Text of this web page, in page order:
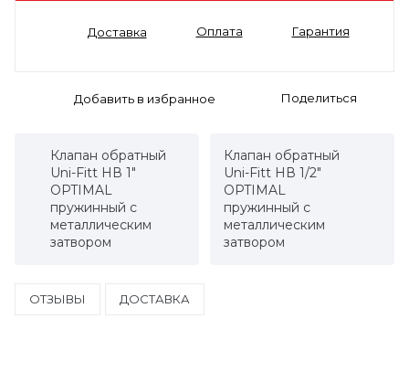
Доставка Оплата Гарантия
Поделиться
Клапан обратный
Uni-Fitt НВ 1"
OPTIMAL
пружинный с
металлическим
затвором
Клапан обратный
Uni-Fitt НВ 1/2"
OPTIMAL
пружинный с
металлическим
затвором
ОТЗЫВЫ ДОСТАВКА